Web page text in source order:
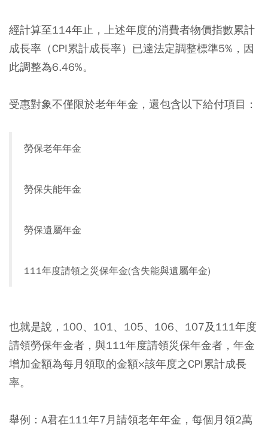
經計算至114年止，上述年度的消費者物價指數累計
成長率（CPI累計成長率）已達法定調整標準5%，因
此調整為6.46%。
受惠對象不僅限於老年年金，還包含以下給付項目：
勞保老年年金
勞保失能年金
勞保遺屬年金
111年度請領之災保年金(含失能與遺屬年金)
也就是說，100、101、105、106、107及111年度
請領勞保年金者，與111年度請領災保年金者，年金
增加金額為每月領取的金額×該年度之CPI累計成長
率。
舉例：A君在111年7月請領老年年金，每個月領2萬